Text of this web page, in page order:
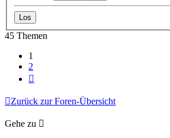
45 Themen
1
2
Zurück zur Foren-Übersicht
Gehe zu